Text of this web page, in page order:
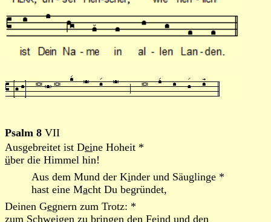
Psalm 8 VII
Ausgebreitet ist Deine Hoheit *
über die Himmel hin!
Aus dem Mund der Kinder und Säuglinge *
hast eine Macht Du begründet,
Deinen Gegnern zum Trotz: *
zum Schweigen zu bringen den Feind und den